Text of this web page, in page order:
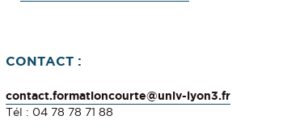
CONTACT :
contact.formationcourte@univ-lyon3.fr
Tél : 04 78 78 71 88